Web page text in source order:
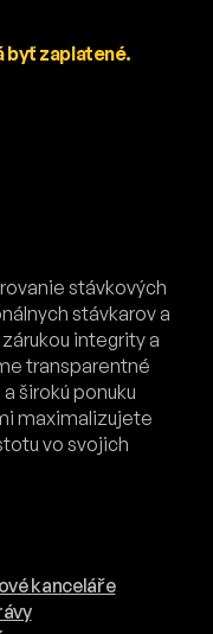
byť zaplatené.
stávkových
stávkarov a
integrity a
transparentné
širokú ponuku
maximalizujete
vo svojich
kanceláře